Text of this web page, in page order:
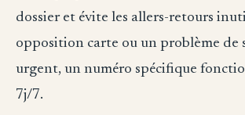
dossier et évite les allers-retours
opposition carte ou un problème de
urgent, un numéro spécifique
7j/7.